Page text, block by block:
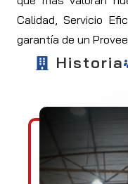
Calidad, Servicio
garantía de un
Historia